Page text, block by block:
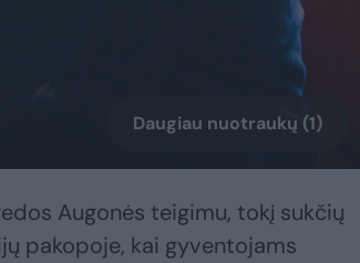
Daugiau nuotraukų (1)
Augonės teigimu, tokį sukčių
pakopoje, kai gyventojams